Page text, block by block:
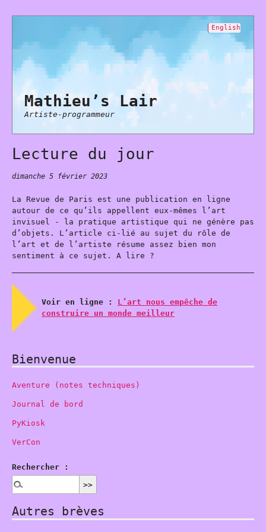
Mathieu’s Lair
Artiste-programmeur
English
Lecture du jour
dimanche 5 février 2023
La Revue de Paris est une publication en ligne
autour de ce qu’ils appellent eux-mêmes l’art
invisuel - la pratique artistique qui ne génère pas
d’objets. L’article ci-lié au sujet du rôle de
l’art et de l’artiste résume assez bien mon
sentiment à ce sujet. A lire ?
Voir en ligne : L’art nous empêche de
construire un monde meilleur
Bienvenue
Aventure (notes techniques)
Journal de bord
PyKiosk
VerCon
Rechercher :
Autres brèves